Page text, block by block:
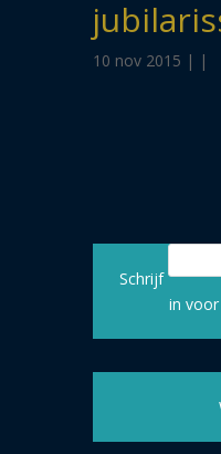
10 nov 2015 | |
Schrijf
in